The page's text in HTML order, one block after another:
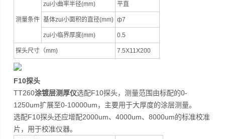
测量条件
zui小曲率半径(mm) 平直
基体zui小面积的直径(mm) ф7
zui小临界厚度(mm) 0.5
探头尺寸（mm) 7.5X11X200
F10探头
TT260涂镀层测厚仪选配F10探头，测量范围由标配的0-
1250um扩展至0-10000um，主要用于大厚度的涂层测量。
选配F10探头还应增配2000um、4000um、8000um的标准校准
片，用于校准仪器。